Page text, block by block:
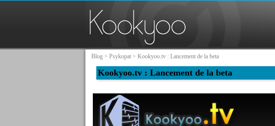
Blog > Psykopat > Kookyoo.tv : Lancement de la beta
Kookyoo.tv : Lancement de la beta